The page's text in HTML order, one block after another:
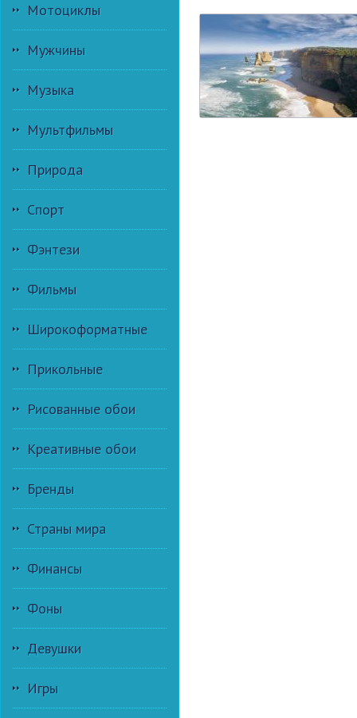
Мотоциклы
Мужчины
Музыка
Мультфильмы
Природа
Спорт
Фэнтези
Фильмы
Широкоформатные
Прикольные
Рисованные обои
Креативные обои
Бренды
Страны мира
Финансы
Фоны
Девушки
Игры